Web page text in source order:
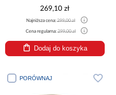
269,10 zł
Najniższa cena:299,00 zł
Cena regularna:299,00 zł
Dodaj do koszyka
PORÓWNAJ